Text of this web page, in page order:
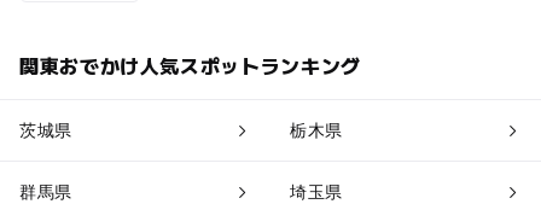
関東おでかけ人気スポットランキング
茨城県 栃木県
群馬県 埼玉県